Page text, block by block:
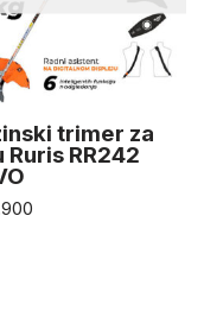
trimer za
Ruris RR242